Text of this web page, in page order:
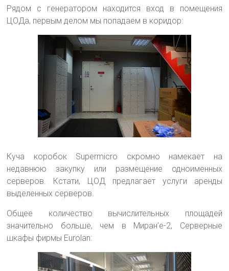
Рядом с генератором находится вход в помещения
ЦОДа, первым делом мы попадаем в коридор:
Куча коробок Supermicro скромно намекает на
недавнюю закупку или размещение одноименных
серверов. Кстати, ЦОД предлагает услуги аренды
выделенных серверов.
Общее количество вычислительных площадей
значительно больше, чем в Миран’е-2, Серверные
шкафы фирмы Eurolan: